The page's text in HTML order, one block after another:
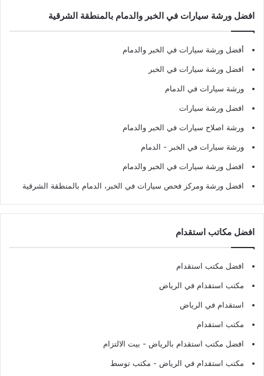
افضل ورشة سيارات في الخبر والدمام بالمنطقة الشرقية
أفضل ورشة سيارات في الخبر والدمام
افضل ورشة سيارات في الخبر
ورشة سيارات في الدمام
افضل ورشة سيارات
ورشة اصلاح سيارات في الخبر والدمام
ورشة سيارات في الخبر - الدمام
افضل ورشة سيارات في الخبر والدمام
افضل ورشة ومركز فحص سيارات في الخبر، الدمام بالمنطقة الشرقية
افضل مكاتب استقدام
افضل مكتب استقدام
مكتب استقدام في الرياض
استقدام في الرياض
مكتب استقدام
افضل مكتب استقدام بالرياض - بيت الالتزام
مكتب استقدام في الرياض - مكتب توسط